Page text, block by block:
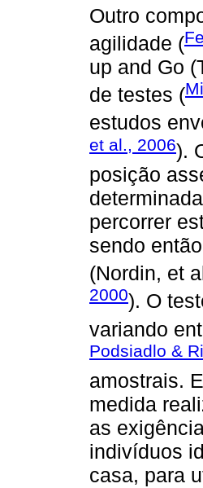
Outro
agilidade (
up and Go
de testes (
estudos
et al., 2006).
posição
percorrer
sendo
(Nordin, et
2000). O
variando
Podsiadlo &
amostrais.
medida
as
indivíduos
casa, para